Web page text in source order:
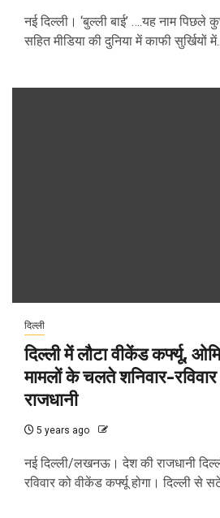
नई दिल्ली। ‘बुल्ली बाई’ ….यह नाम पिछले
सहित मीडिया की दुनिया में काफी सुर्खियों
दिल्ली
दिल्ली में लौटा वीकेंड कर्फ्यू,
मामलों के चलते शनिवार-
राजधानी
5 years ago
नई दिल्ली/लखनऊ। देश की राजधानी
रविवार को वीकेंड कर्फ्यू होगा। दिल्ली से